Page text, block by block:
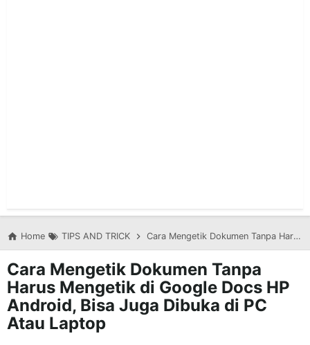
Home TIPS AND TRICK Cara Mengetik Dokumen Tanpa Harus Mengetik di Google Docs HP Android, Bisa Juga Dibuka di PC Atau Laptop
Cara Mengetik Dokumen Tanpa
Harus Mengetik di Google Docs HP
Android, Bisa Juga Dibuka di PC
Atau Laptop